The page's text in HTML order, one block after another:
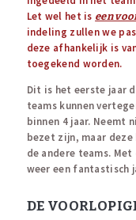
Let wel het is een
indeling zullen we
deze afhankelijk is
toegekend worden.
Dit is het eerste jaar
teams kunnen
binnen 4 jaar. Neemt
bezet zijn, maar
de andere teams.
weer een fantastisch
DE